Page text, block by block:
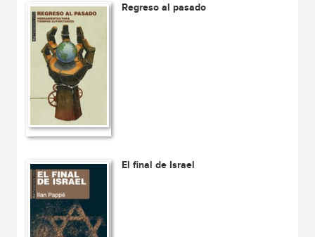
Regreso al pasado
El final de Israel